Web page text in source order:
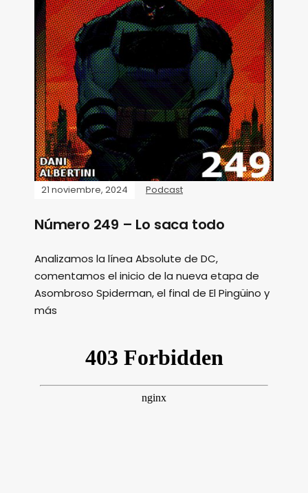
21 noviembre, 2024 Podcast
Número 249 – Lo saca todo
Analizamos la línea Absolute de DC,
comentamos el inicio de la nueva etapa de
Asombroso Spiderman, el final de El Pingüino y
más